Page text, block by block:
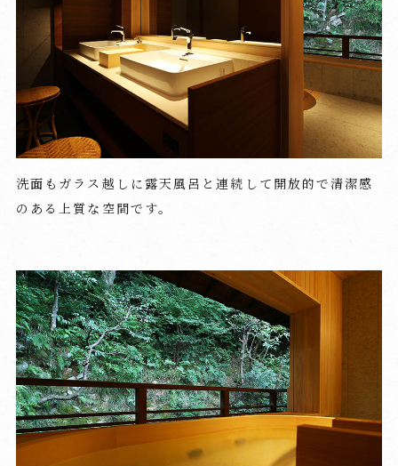
洗面もガラス越しに露天風呂と連続して開放的で清潔感
のある上質な空間です。